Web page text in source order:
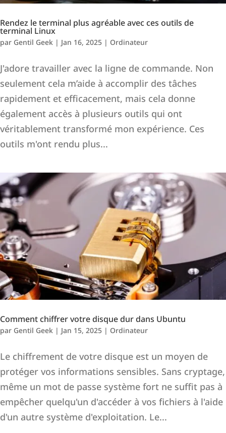
Rendez le terminal plus agréable avec ces outils de
terminal Linux
par Gentil Geek | Jan 16, 2025 | Ordinateur
J'adore travailler avec la ligne de commande. Non
seulement cela m’aide à accomplir des tâches
rapidement et efficacement, mais cela donne
également accès à plusieurs outils qui ont
véritablement transformé mon expérience. Ces
outils m'ont rendu plus...
Comment chiffrer votre disque dur dans Ubuntu
par Gentil Geek | Jan 15, 2025 | Ordinateur
Le chiffrement de votre disque est un moyen de
protéger vos informations sensibles. Sans cryptage,
même un mot de passe système fort ne suffit pas à
empêcher quelqu'un d'accéder à vos fichiers à l'aide
d'un autre système d'exploitation. Le...